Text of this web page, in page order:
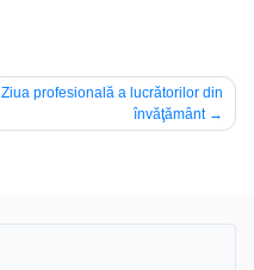
Ziua profesională a lucrătorilor din
învăţământ